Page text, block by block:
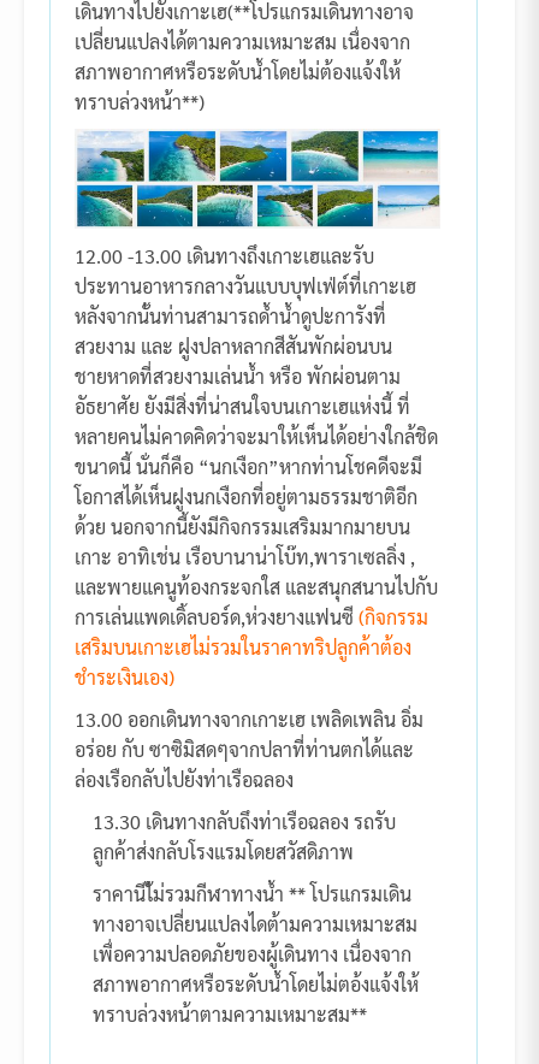
เดินทางไปยังเกาะเฮ(**โปรแกรมเดินทางอาจ
เปลี่ยนแปลงได้ตามความเหมาะสม เนื่องจาก
สภาพอากาศหรือระดับน้ำโดยไม่ต้องแจ้งให้
ทราบล่วงหน้า**)
12.00 -13.00 เดินทางถึงเกาะเฮและรับ
ประทานอาหารกลางวันแบบบุฟเฟ่ต์ที่เกาะเฮ
หลังจากนั้นท่านสามารถด้ำน้ำดูปะการังที่
สวยงาม และ ฝูงปลาหลากสีสันพักผ่อนบน
ชายหาดที่สวยงามเล่นน้ำ หรือ พักผ่อนตาม
อัธยาศัย ยังมีสิ่งที่น่าสนใจบนเกาะเฮแห่งนี้ ที่
หลายคนไม่คาดคิดว่าจะมาให้เห็นได้อย่างใกล้ชิด
ขนาดนี้ นั่นก็คือ “นกเงือก”หากท่านโชคดีจะมี
โอกาสได้เห็นฝูงนกเงือกที่อยู่ตามธรรมชาติอีก
ด้วย นอกจากนี้ยังมีกิจกรรมเสริมมากมายบน
เกาะ อาทิเช่น เรือบานาน่าโบ๊ท,พาราเซลลิ่ง ,
และพายแคนูท้องกระจกใส และสนุกสนานไปกับ
การเล่นแพดเดิ้ลบอร์ด,ห่วงยางแฟนซี (กิจกรรม
เสริมบนเกาะเฮไม่รวมในราคาทริปลูกค้าต้อง
ชำระเงินเอง)
13.00 ออกเดินทางจากเกาะเฮ เพลิดเพลิน อิ่ม
อร่อย กับ ซาซิมิสดๆจากปลาที่ท่านตกได้และ
ล่องเรือกลับไปยังท่าเรือฉลอง
13.30 เดินทางกลับถึงท่าเรือฉลอง รถรับ
ลูกค้าส่งกลับโรงแรมโดยสวัสดิภาพ
ราคานีไ้ม่รวมกีฬาทางน้ำ ** โปรแกรมเดิน
ทางอาจเปลี่ยนแปลงไดต้ามความเหมาะสม
เพื่อความปลอดภัยของผู้เดินทาง เนื่องจาก
สภาพอากาศหรือระดับน้ำโดยไม่ตอ้งแจ้งให้
ทราบล่วงหน้าตามความเหมาะสม**